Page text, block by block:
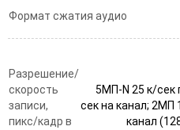
Формат сжатия аудио
Разрешение/
скорость
записи,
пикс/кадр в
5МП-N 25 к/сек
сек на канал; 2МП
канал